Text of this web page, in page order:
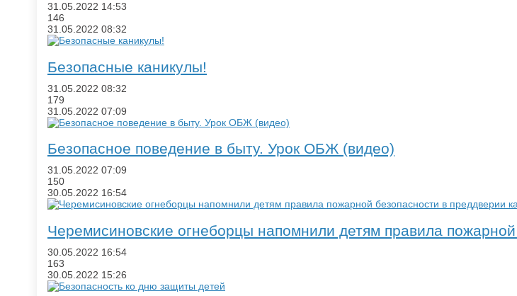
31.05.2022 14:53
146
31.05.2022 08:32
Безопасные каникулы!
31.05.2022 08:32
179
31.05.2022 07:09
Безопасное поведение в быту. Урок ОБЖ (видео)
31.05.2022 07:09
150
30.05.2022 16:54
Черемисиновские огнеборцы напомнили детям правила
30.05.2022 16:54
163
30.05.2022 15:26